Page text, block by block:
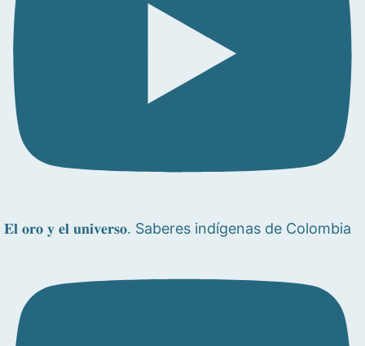
𝐄𝐥 𝐨𝐫𝐨 𝐲 𝐞𝐥 𝐮𝐧𝐢𝐯𝐞𝐫𝐬𝐨. Saberes indígenas de Colombia